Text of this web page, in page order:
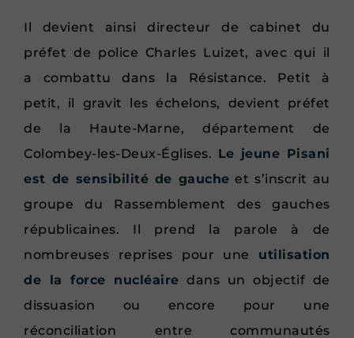
Il devient ainsi directeur de cabinet du
préfet de police Charles Luizet, avec qui il
a combattu dans la Résistance. Petit à
petit, il gravit les échelons, devient préfet
de la Haute-Marne, département de
Colombey-les-Deux-Églises. Le jeune Pisani
est de sensibilité de gauche et s’inscrit au
groupe du Rassemblement des gauches
républicaines. Il prend la parole à de
nombreuses reprises pour une utilisation
de la force nucléaire dans un objectif de
dissuasion ou encore pour une
réconciliation entre communautés